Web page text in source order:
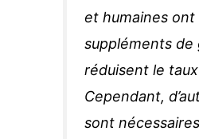
et humaines
suppléments de
réduisent le
Cependant,
sont